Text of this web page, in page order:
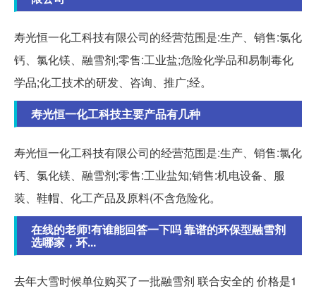
寿光恒一化工科技有限公司的经营范围是:生产、销售:氯化
钙、氯化镁、融雪剂;零售:工业盐;危险化学品和易制毒化
学品;化工技术的研发、咨询、推广;经。
寿光恒一化工科技主要产品有几种
寿光恒一化工科技有限公司的经营范围是:生产、销售:氯化
钙、氯化镁、融雪剂;零售:工业盐知;销售:机电设备、服
装、鞋帽、化工产品及原料(不含危险化。
在线的老师!有谁能回答一下吗 靠谱的环保型融雪剂
选哪家，环...
去年大雪时候单位购买了一批融雪剂 联合安全的 价格是1